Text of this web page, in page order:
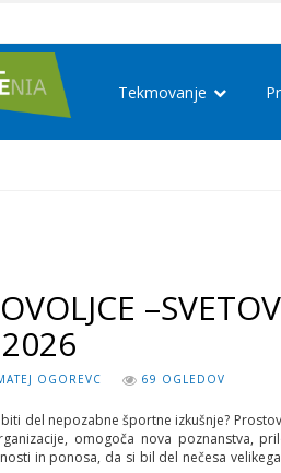
Tekmovanje
OGOREVC 69 OGLEDOV
biti del nepozabne športne izkušnje?
omogoča nova poznanstva,
in ponosa, da si bil del nečesa